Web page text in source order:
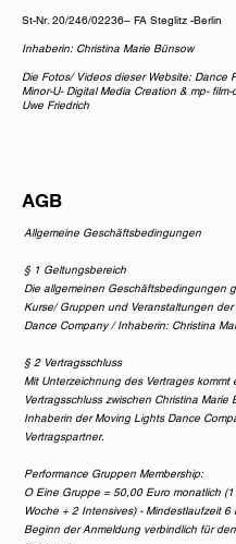
St-Nr. 20/246/02236– FA Steglitz -Berlin
​Inhaberin: Christina Marie Bünsow
Die Fotos/ Videos dieser Website: Dance
Minor-U- Digital Media Creation & mp-
Uwe Friedrich
AGB
Allgemeine Geschäftsbedingungen
§ 1 Geltungsbereich
Die allgemeinen Geschäftsbedingungen
Kurse/ Gruppen und Veranstaltungen der
Dance Company / Inhaberin: Christina
§ 2 Vertragsschluss
Mit Unterzeichnung des Vertrages kommt
Vertragsschluss zwischen Christina Marie
Inhaberin der Moving Lights Dance
Vertragspartner.
Performance Gruppen Membership:
O Eine Gruppe = 50,00 Euro monatlich
Woche + 2 Intensives) - Mindestlaufzeit 6
Beginn der Anmeldung verbindlich für